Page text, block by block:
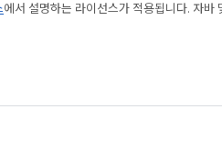
에서 설명하는 라이선스가 적용됩니다. 자